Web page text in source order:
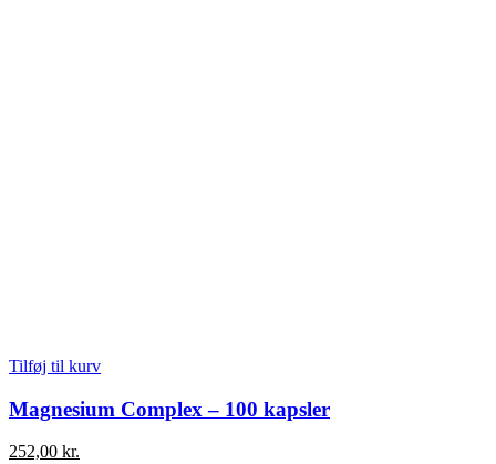
Tilføj til kurv
Magnesium Complex – 100 kapsler
252,00 kr.